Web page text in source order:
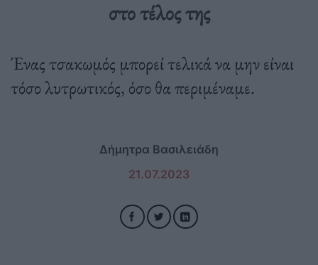
στο τέλος της
Ένας τσακωμός μπορεί τελικά να μην είναι
τόσο λυτρωτικός, όσο θα περιμέναμε.
Δήμητρα Βασιλειάδη
21.07.2023